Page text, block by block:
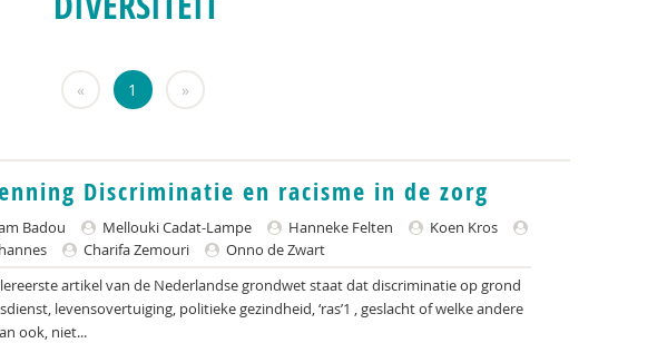
« 1 »
Discriminatie en racisme in de zorg
Badou Mellouki Cadat-Lampe Hanneke Felten
Koen Kros
Charifa Zemouri
Onno de Zwart
artikel van de Nederlandse grondwet staat dat discriminatie op grond
levensovertuiging, politieke gezindheid, ‘ras’1 , geslacht of welke andere
ook, niet...